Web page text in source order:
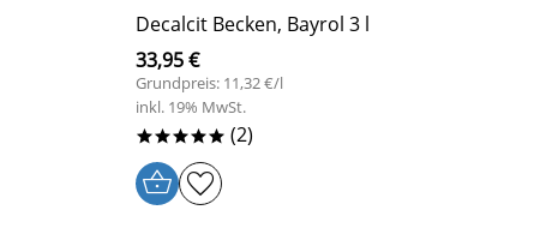
Decalcit Becken, Bayrol 3 l
33,95 €
Grundpreis: 11,32 €/l
inkl. 19% MwSt.
***** (2)